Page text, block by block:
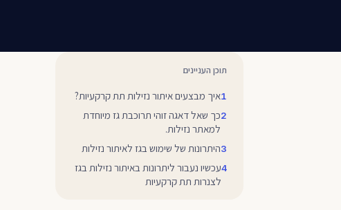
תוכן העניינים
איך מבצעים איתור נזילות תת קרקעיות?
כך שאל דאגה זוהי תרוכבת גז מיוחדת
למאתר נזילות.
היתרונות של שימוש בגז לאיתור נזילות
עכשיו נעבור ליתרונות באיתור נזילות בגז
לצנרות תת קרקעיות